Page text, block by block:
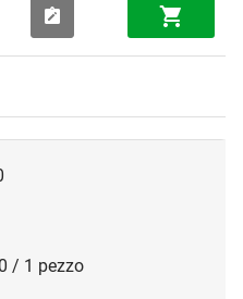
/ 1 pezzo